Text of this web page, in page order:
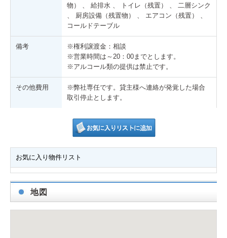
物） 、 給排水 、 トイレ（残置） 、 二層シンク
、 厨房設備（残置物） 、 エアコン（残置） 、
コールドテーブル
備考
※権利譲渡金：相談
※営業時間は～20：00までとします。
※アルコール類の提供は禁止です。
その他費用
※弊社専任です。貸主様へ連絡が発覚した場合
取引停止とします。
お気に入り物件リスト
地図